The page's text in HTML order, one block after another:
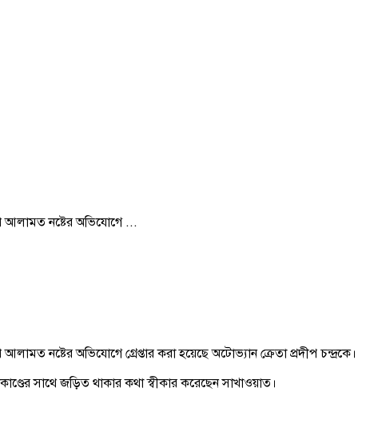
আলামত নষ্টের অভিযোগে ...
নষ্টের অভিযোগে গ্রেপ্তার করা হয়েছে অটোভ্যান ক্রেতা প্রদীপ চন্দ্রকে।
সাথে জড়িত থাকার কথা স্বীকার করেছেন সাখাওয়াত।